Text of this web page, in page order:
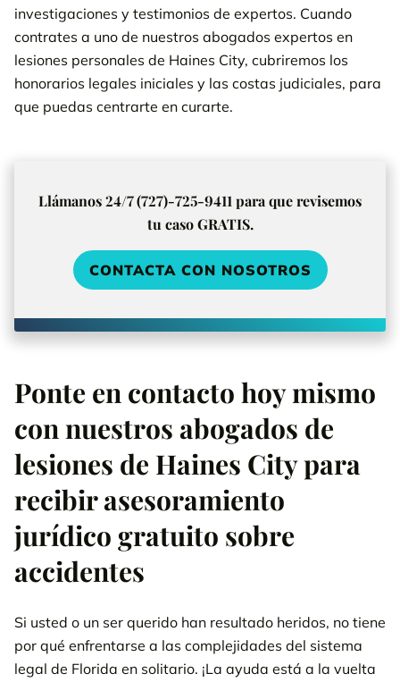
investigaciones y testimonios de expertos. Cuando
contrates a uno de nuestros abogados expertos en
lesiones personales de Haines City, cubriremos los
honorarios legales iniciales y las costas judiciales, para
que puedas centrarte en curarte.
Llámanos 24/7 (727)-725-9411 para que revisemos
tu caso GRATIS.
CONTACTA CON NOSOTROS
Ponte en contacto hoy mismo
con nuestros abogados de
lesiones de Haines City para
recibir asesoramiento
jurídico gratuito sobre
accidentes
Si usted o un ser querido han resultado heridos, no tiene
por qué enfrentarse a las complejidades del sistema
legal de Florida en solitario. ¡La ayuda está a la vuelta